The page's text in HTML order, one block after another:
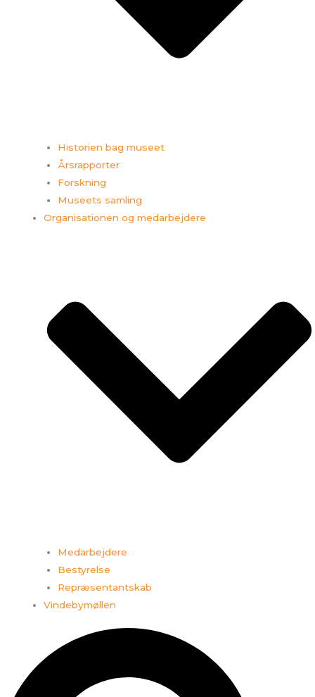
Historien bag museet
Årsrapporter
Forskning
Museets samling
Organisationen og medarbejdere
Medarbejdere
Bestyrelse
Repræsentantskab
Vindebymøllen